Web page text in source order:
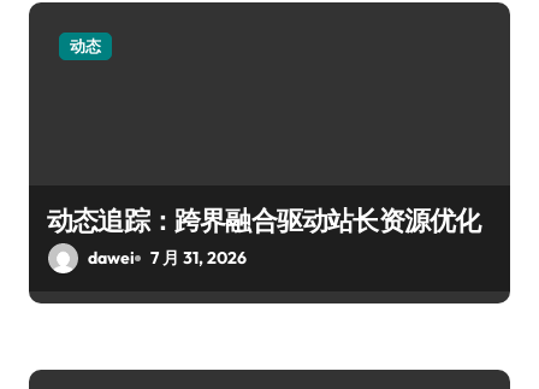
动态
动态追踪：跨界融合驱动站长资源优化
dawei 7 月 31, 2026